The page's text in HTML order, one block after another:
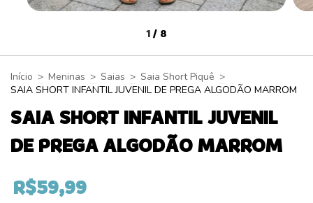
1/ 8
Início > Meninas > Saias > Saia Short Piquê >
SAIA SHORT INFANTIL JUVENIL DE PREGA ALGODÃO MARROM
SAIA SHORT INFANTIL JUVENIL
DE PREGA ALGODÃO MARROM
R$59,99